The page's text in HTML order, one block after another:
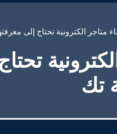
الكترونية
تك